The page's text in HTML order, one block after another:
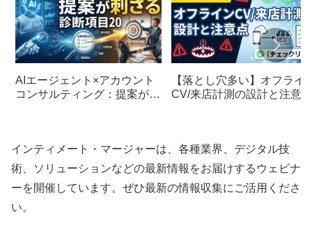
AIエージェント×アカウント
コンサルティング：提案が刺
【落とし穴多い】オフライ
CV/来店計測の設計と注意点
インティメート・マージャーは、各種業界、デジタル技
術、ソリューションなどの最新情報をお届けするウェビナ
ーを開催しています。ぜひ最新の情報収集にご活用くださ
い。